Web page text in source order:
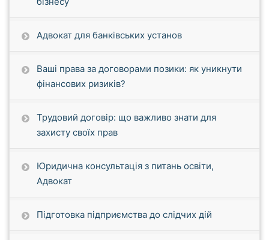
Адвокат для банківських установ
Ваші права за договорами позики: як уникнути
фінансових ризиків?
Трудовий договір: що важливо знати для
захисту своїх прав
Юридична консультація з питань освіти,
Адвокат
Підготовка підприємства до слідчих дій